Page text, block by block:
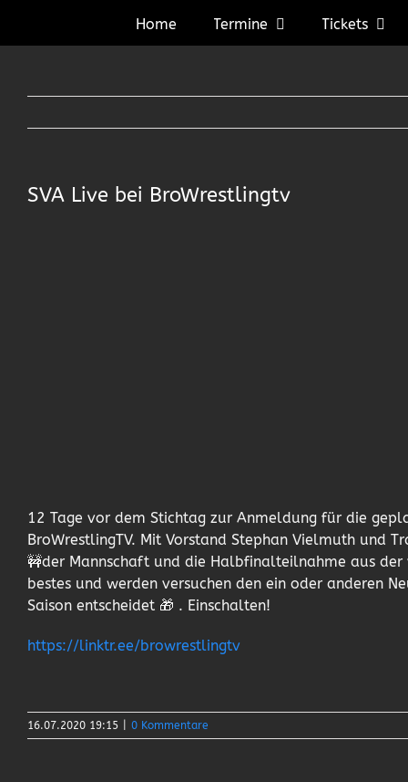
Home Termine Tickets
SVA Live bei BroWrestlingtv
12 Tage vor dem Stichtag zur Anmeldung für die
BroWrestlingTV. Mit Vorstand Stephan Vielmuth und
🚧der Mannschaft und die Halbfinalteilnahme aus der
bestes und werden versuchen den ein oder anderen
Saison entscheidet 🎁 . Einschalten!
https://linktr.ee/browrestlingtv
16.07.2020 19:15 0 Kommentare